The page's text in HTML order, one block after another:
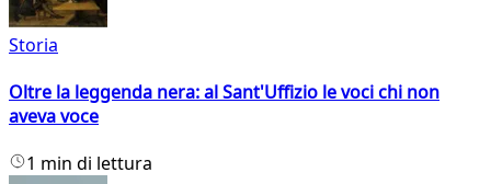
Storia
Oltre la leggenda nera: al Sant'Uffizio le voci chi non
aveva voce
1 min di lettura